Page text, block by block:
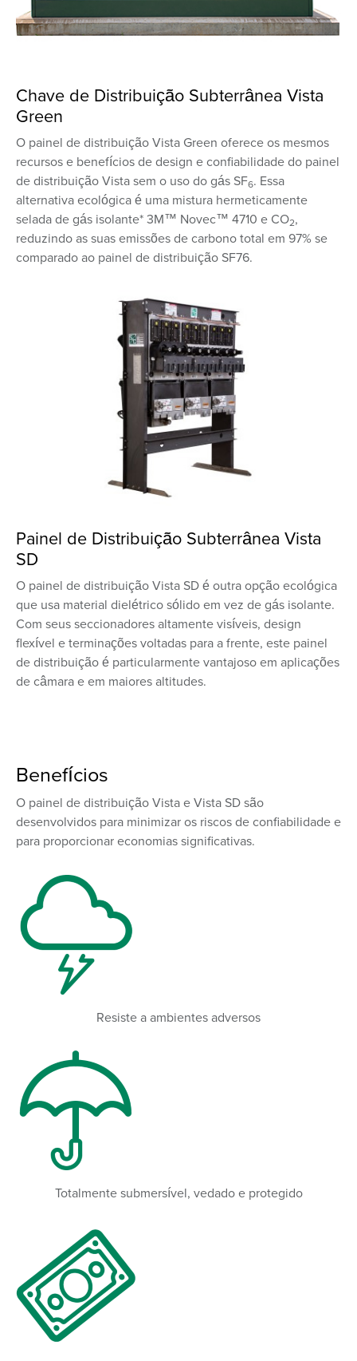
Chave de Distribuição Subterrânea Vista
Green
O painel de distribuição Vista Green oferece os mesmos
recursos e benefícios de design e confiabilidade do painel
de distribuição Vista sem o uso do gás SF6. Essa
alternativa ecológica é uma mistura hermeticamente
selada de gás isolante* 3M™ Novec™ 4710 e CO2,
reduzindo as suas emissões de carbono total em 97% se
comparado ao painel de distribuição SF76.
Painel de Distribuição Subterrânea Vista
SD
O painel de distribuição Vista SD é outra opção ecológica
que usa material dielétrico sólido em vez de gás isolante.
Com seus seccionadores altamente visíveis, design
flexível e terminações voltadas para a frente, este painel
de distribuição é particularmente vantajoso em aplicações
de câmara e em maiores altitudes.
Benefícios
O painel de distribuição Vista e Vista SD são
desenvolvidos para minimizar os riscos de confiabilidade e
para proporcionar economias significativas.
Resiste a ambientes adversos
Totalmente submersível, vedado e protegido